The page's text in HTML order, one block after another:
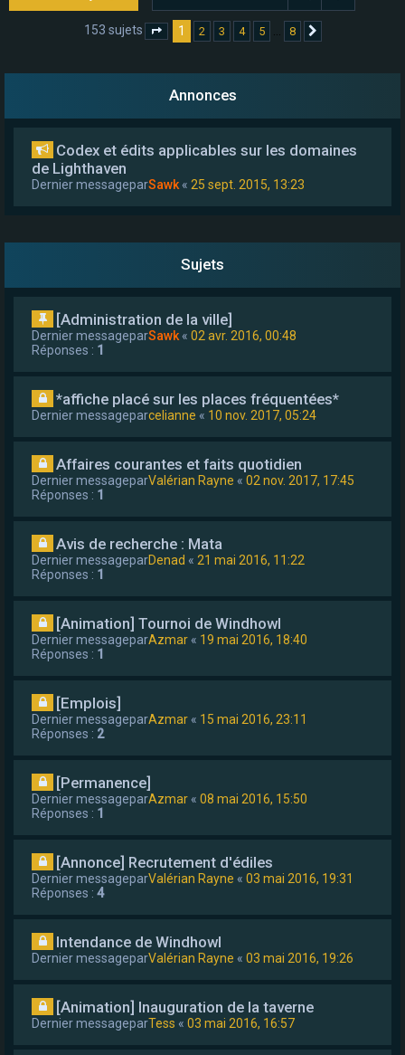
153 sujets Page sur8
1 2 3 4 5 … 8
Annonces
Codex et édits applicables sur les domaines
de Lighthaven
Dernier messageparSawk « 25 sept. 2015, 13:23
Sujets
[Administration de la ville]
Dernier messageparSawk « 02 avr. 2016, 00:48
Réponses : 1
*affiche placé sur les places fréquentées*
Dernier messageparcelianne « 10 nov. 2017, 05:24
Affaires courantes et faits quotidien
Dernier messageparValérian Rayne « 02 nov. 2017, 17:45
Réponses : 1
Avis de recherche : Mata
Dernier messageparDenad « 21 mai 2016, 11:22
Réponses : 1
[Animation] Tournoi de Windhowl
Dernier messageparAzmar « 19 mai 2016, 18:40
Réponses : 1
[Emplois]
Dernier messageparAzmar « 15 mai 2016, 23:11
Réponses : 2
[Permanence]
Dernier messageparAzmar « 08 mai 2016, 15:50
Réponses : 1
[Annonce] Recrutement d'édiles
Dernier messageparValérian Rayne « 03 mai 2016, 19:31
Réponses : 4
Intendance de Windhowl
Dernier messageparValérian Rayne « 03 mai 2016, 19:26
[Animation] Inauguration de la taverne
Dernier messageparTess « 03 mai 2016, 16:57